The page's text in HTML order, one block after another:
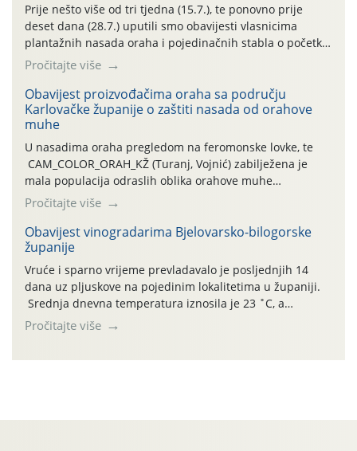
Prije nešto više od tri tjedna (15.7.), te ponovno prije
deset dana (28.7.) uputili smo obavijesti vlasnicima
plantažnih nasada oraha i pojedinačnih stabla o početku
leta i ovogodišnjoj potrebi usmjerenog suzbijanja
orahove muhe (Rhagoletis completa)! Već dvanaest dana
traje drugi ovogodišnji “toplinski udar”, koji naročito
izražen zadnja šest dana (31.7.-05.8.), jer najviše
temperature zraka svakodnevno […]
Pročitajte više
Obavijest proizvođačima oraha sa području
Karlovačke županije o zaštiti nasada od orahove
muhe
U nasadima oraha pregledom na feromonske lovke, te
CAM_COLOR_ORAH_KŽ (Turanj, Vojnić) zabilježena je
mala populacija odraslih oblika orahove muhe
(Rhagoletis completa). Niska brojnost može se objasniti
činjenicom da je riječ o mladim nasadima s vrlo malim
urodom, što je povezano i s manjim brojem prezimjelih
jedinki. U starijim nasadima, na žutim ljepljivim Rebell
pločama s […]
Pročitajte više
Obavijest vinogradarima Bjelovarsko-bilogorske
županije
Vruće i sparno vrijeme prevladavalo je posljednjih 14
dana uz pljuskove na pojedinim lokalitetima u županiji.
Srednja dnevna temperatura iznosila je 23 ˚C, a
maksimalne su posljednjih dana dosezale do 35 ˚C.
Simptome plamenjače vinove loze (Plasmoparas
Pročitajte više